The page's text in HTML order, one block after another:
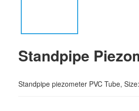
Standpipe
Standpipe piezometer PVC Tube,